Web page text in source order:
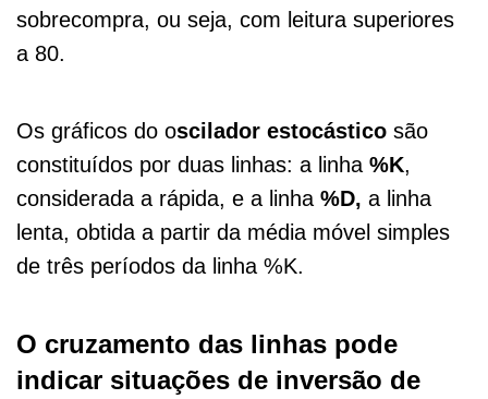
sobrecompra, ou seja, com leitura superiores
a 80.
Os gráficos do oscilador estocástico são
constituídos por duas linhas: a linha %K,
considerada a rápida, e a linha %D, a linha
lenta, obtida a partir da média móvel simples
de três períodos da linha %K.
O cruzamento das linhas pode
indicar situações de inversão de